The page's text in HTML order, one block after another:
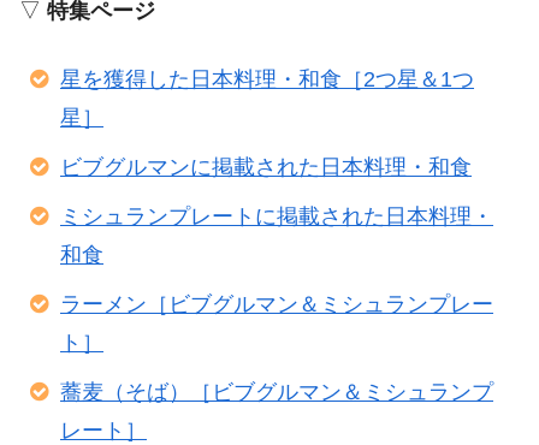
▽ 特集ページ
星を獲得した日本料理・和食［2つ星＆1つ
星］
ビブグルマンに掲載された日本料理・和食
ミシュランプレートに掲載された日本料理・
和食
ラーメン［ビブグルマン＆ミシュランプレー
ト］
蕎麦（そば）［ビブグルマン＆ミシュランプ
レート］